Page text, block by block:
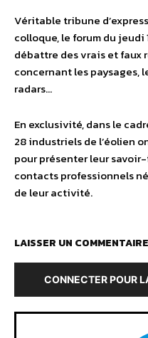
Véritable tribune
colloque, le forum du jeudi
débattre des vrais et faux
concernant les paysages,
radars…
En exclusivité, dans le
28 industriels de l’éolien
pour présenter leur
contacts professionnels
de leur activité.
LAISSER UN COMMENTAIRE
CONNECTER POUR